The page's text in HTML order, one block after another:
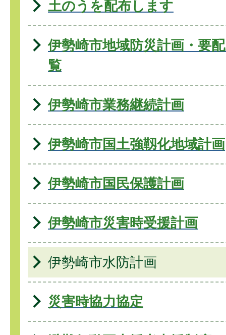
土のうを配布します
伊勢崎市地域防災計画・要
覧
伊勢崎市業務継続計画
伊勢崎市国土強靱化地域計画
伊勢崎市国民保護計画
伊勢崎市災害時受援計画
伊勢崎市水防計画
災害時協力協定